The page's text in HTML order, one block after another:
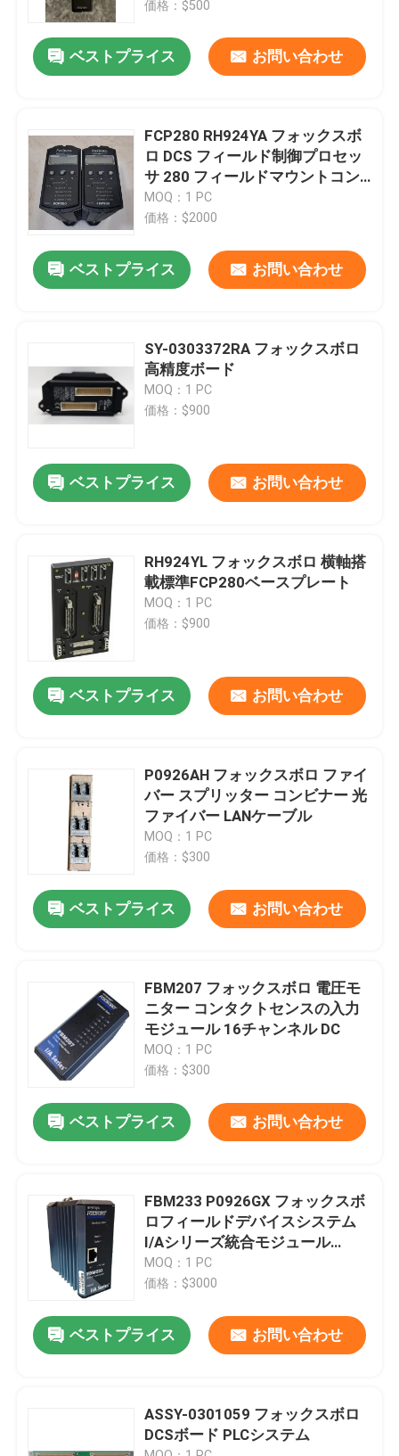
わたしたち に つい て
工場 ツアー
連絡 ください
ニュース
引金 を 求め て ください
曲がネバダの部品
価格：$500
ベストプライス お問い合わせ
FCP280 RH924YA フォックスボ
ロ DCS フィールド制御プロセッ
サ 280 フィールドマウントコン
トローラーモジュール
MOQ：1 PC
価格：$2000
ベストプライス お問い合わせ
SY-0303372RA フォックスボロ
高精度ボード
MOQ：1 PC
価格：$900
ベストプライス お問い合わせ
RH924YL フォックスボロ 横軸搭
載標準FCP280ベースプレート
MOQ：1 PC
価格：$900
ベストプライス お問い合わせ
P0926AH フォックスボロ ファイ
バー スプリッター コンビナー 光
ファイバー LANケーブル
MOQ：1 PC
価格：$300
ベストプライス お問い合わせ
FBM207 フォックスボロ 電圧モ
ニター コンタクトセンスの入力
モジュール 16チャンネル DC
MOQ：1 PC
価格：$300
ベストプライス お問い合わせ
FBM233 P0926GX フォックスボ
ロフィールドデバイスシステム
I/Aシリーズ統合モジュール
10/100 Mbps イーサネット冗長
MOQ：1 PC
価格：$3000
ベストプライス お問い合わせ
ASSY-0301059 フォックスボロ
DCSボード PLCシステム